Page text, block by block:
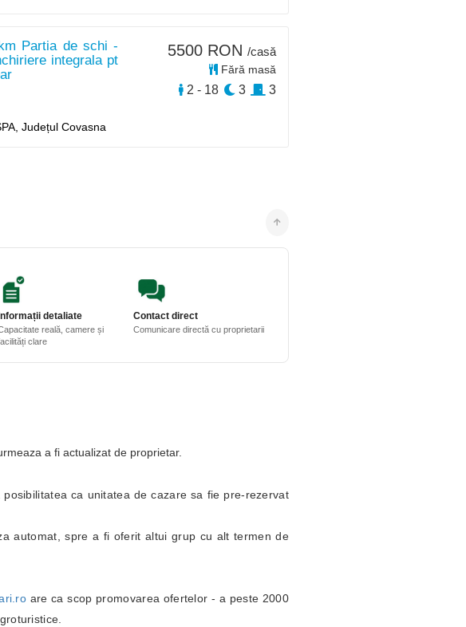
Partia de schi -
integrala pt
Județul Covasna
5500 RON /casă
Fără masă
2 - 18 3 3
Informații detaliate
reală, camere și
clare
Contact direct
Comunicare directă cu proprietarii
a fi actualizat de proprietar.
ca unitatea de cazare sa fie pre-rezervat
automat, spre a fi oferit altui grup cu alt termen de
are ca scop promovarea ofertelor - a peste 2000